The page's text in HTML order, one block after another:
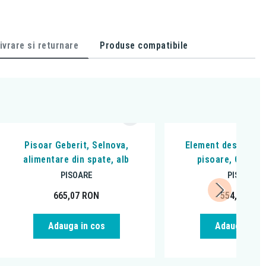
si returnare Produse compatibile
Pisoar Geberit, Selnova,
alimentare din spate, alb
PISOARE
665,07 RON
Adauga in cos
Element
pisoare,
PISOARE
554,69
Adauga in